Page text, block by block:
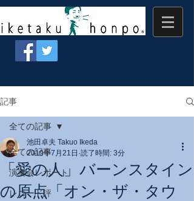
記事
全ての記事
演奏会レポート
レコード評
全ての記事
「愛の人」バーンスタイン
の原点「オン・ザ・タウ
池田卓夫 Takuo Ikeda
2019年7月21日 読了時間: 3分